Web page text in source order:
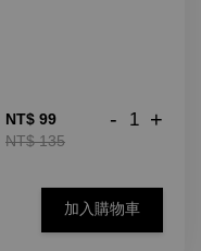
NT$ 99
NT$ 135
- +
加入購物車